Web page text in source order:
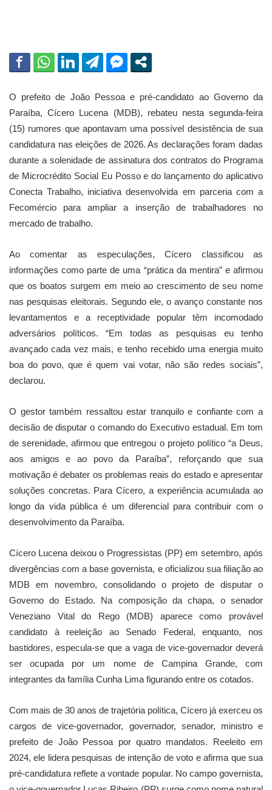
O prefeito de João Pessoa e pré-candidato ao Governo da
Paraíba, Cícero Lucena (MDB), rebateu nesta segunda-feira
(15) rumores que apontavam uma possível desistência de sua
candidatura nas eleições de 2026. As declarações foram dadas
durante a solenidade de assinatura dos contratos do Programa
de Microcrédito Social Eu Posso e do lançamento do aplicativo
Conecta Trabalho, iniciativa desenvolvida em parceria com a
Fecomércio para ampliar a inserção de trabalhadores no
mercado de trabalho.
Ao comentar as especulações, Cícero classificou as
informações como parte de uma “prática da mentira” e afirmou
que os boatos surgem em meio ao crescimento de seu nome
nas pesquisas eleitorais. Segundo ele, o avanço constante nos
levantamentos e a receptividade popular têm incomodado
adversários políticos. “Em todas as pesquisas eu tenho
avançado cada vez mais, e tenho recebido uma energia muito
boa do povo, que é quem vai votar, não são redes sociais”,
declarou.
O gestor também ressaltou estar tranquilo e confiante com a
decisão de disputar o comando do Executivo estadual. Em tom
de serenidade, afirmou que entregou o projeto político “a Deus,
aos amigos e ao povo da Paraíba”, reforçando que sua
motivação é debater os problemas reais do estado e apresentar
soluções concretas. Para Cícero, a experiência acumulada ao
longo da vida pública é um diferencial para contribuir com o
desenvolvimento da Paraíba.
Cícero Lucena deixou o Progressistas (PP) em setembro, após
divergências com a base governista, e oficializou sua filiação ao
MDB em novembro, consolidando o projeto de disputar o
Governo do Estado. Na composição da chapa, o senador
Veneziano Vital do Rego (MDB) aparece como provável
candidato à reeleição ao Senado Federal, enquanto, nos
bastidores, especula-se que a vaga de vice-governador deverá
ser ocupada por um nome de Campina Grande, com
integrantes da família Cunha Lima figurando entre os cotados.
Com mais de 30 anos de trajetória política, Cícero já exerceu os
cargos de vice-governador, governador, senador, ministro e
prefeito de João Pessoa por quatro mandatos. Reeleito em
2024, ele lidera pesquisas de intenção de voto e afirma que sua
pré-candidatura reflete a vontade popular. No campo governista,